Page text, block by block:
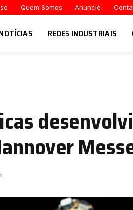
Quem Somos Anuncie
NOTÍCIAS REDES INDUSTRIAIS